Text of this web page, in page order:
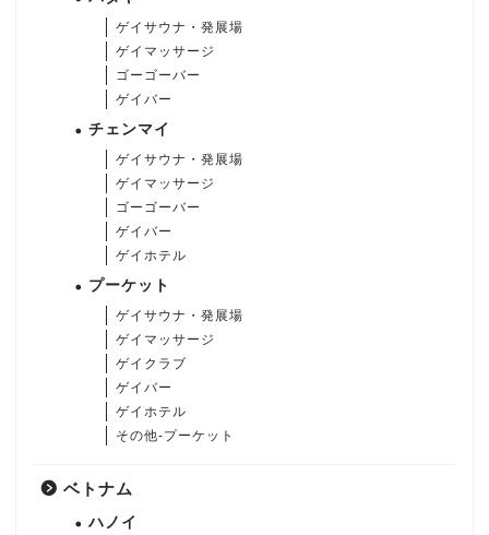
ゲイサウナ・発展場
ゲイマッサージ
ゴーゴーバー
ゲイバー
チェンマイ
ゲイサウナ・発展場
ゲイマッサージ
ゴーゴーバー
ゲイバー
ゲイホテル
プーケット
ゲイサウナ・発展場
ゲイマッサージ
ゲイクラブ
ゲイバー
ゲイホテル
その他-プーケット
ベトナム
ハノイ